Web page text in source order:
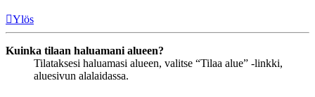
Ylös
Kuinka tilaan haluamani alueen?
Tilataksesi haluamasi alueen, valitse “Tilaa alue” -linkki,
aluesivun alalaidassa.